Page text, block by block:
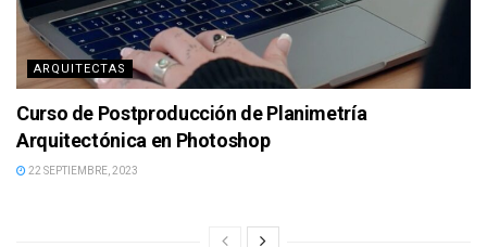
ARQUITECTAS
Curso de Postproducción de Planimetría
Arquitectónica en Photoshop
22 SEPTIEMBRE, 2023